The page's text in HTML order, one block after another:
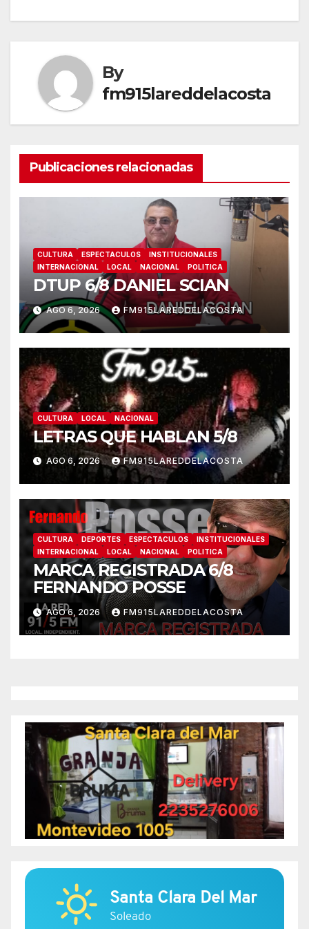
By
fm915lareddelacosta
Publicaciones relacionadas
CULTURA ESPECTACULOS
INSTITUCIONALES
INTERNACIONAL
LOCAL NACIONAL POLITICA
DTUP 6/8 DANIEL SCIAN
AGO 6, 2026 FM915LAREDDELACOSTA
CULTURA LOCAL NACIONAL
LETRAS QUE HABLAN 5/8
AGO 6, 2026 FM915LAREDDELACOSTA
CULTURA DEPORTES ESPECTACULOS
INSTITUCIONALES
INTERNACIONAL
LOCAL NACIONAL POLITICA
MARCA REGISTRADA 6/8
FERNANDO POSSE
AGO 6, 2026 FM915LAREDDELACOSTA
Santa Clara Del Mar
Soleado